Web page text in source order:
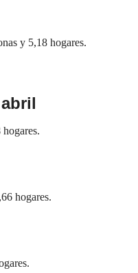
y 5,18 hogares.
hogares.